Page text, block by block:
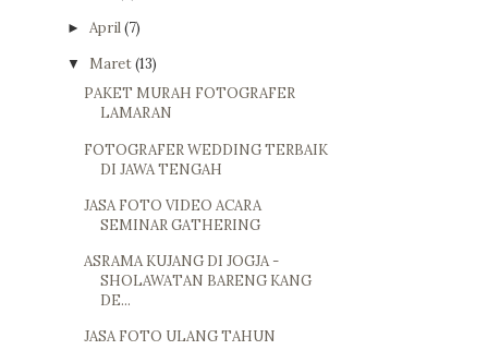
► April(7)
▼ Maret(13)
PAKET MURAH FOTOGRAFER
LAMARAN
FOTOGRAFER WEDDING TERBAIK
DI JAWA TENGAH
JASA FOTO VIDEO ACARA
SEMINAR GATHERING
ASRAMA KUJANG DI JOGJA -
SHOLAWATAN BARENG KANG
DE...
JASA FOTO ULANG TAHUN